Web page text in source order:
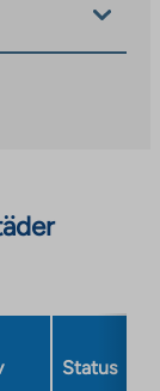
Status